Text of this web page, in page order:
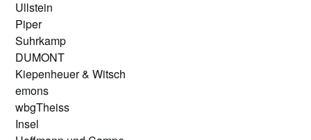
Ullstein
Piper
Suhrkamp
DUMONT
Kiepenheuer & Witsch
emons
wbgTheiss
Insel